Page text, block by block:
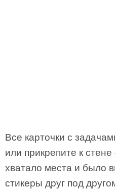
Все карточки с
или прикрепите к
хватало места и было
стикеры друг под